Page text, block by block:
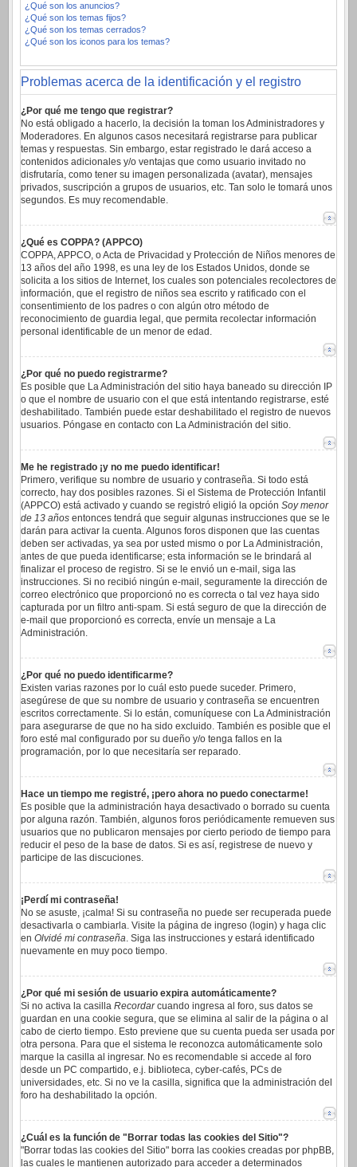
¿Qué son los anuncios?
¿Qué son los temas fijos?
¿Qué son los temas cerrados?
¿Qué son los iconos para los temas?
Problemas acerca de la identificación y el registro
¿Por qué me tengo que registrar?
No está obligado a hacerlo, la decisión la toman los Administradores y
Moderadores. En algunos casos necesitará registrarse para publicar
temas y respuestas. Sin embargo, estar registrado le dará acceso a
contenidos adicionales y/o ventajas que como usuario invitado no
disfrutaría, como tener su imagen personalizada (avatar), mensajes
privados, suscripción a grupos de usuarios, etc. Tan solo le tomará unos
segundos. Es muy recomendable.
¿Qué es COPPA? (APPCO)
COPPA, APPCO, o Acta de Privacidad y Protección de Niños menores de
13 años del año 1998, es una ley de los Estados Unidos, donde se
solicita a los sitios de Internet, los cuales son potenciales recolectores de
información, que el registro de niños sea escrito y ratificado con el
consentimiento de los padres o con algún otro método de
reconocimiento de guardia legal, que permita recolectar información
personal identificable de un menor de edad.
¿Por qué no puedo registrarme?
Es posible que La Administración del sitio haya baneado su dirección IP
o que el nombre de usuario con el que está intentando registrarse, esté
deshabilitado. También puede estar deshabilitado el registro de nuevos
usuarios. Póngase en contacto con La Administración del sitio.
Me he registrado ¡y no me puedo identificar!
Primero, verifique su nombre de usuario y contraseña. Si todo está
correcto, hay dos posibles razones. Si el Sistema de Protección Infantil
(APPCO) está activado y cuando se registró eligió la opción Soy menor
de 13 años entonces tendrá que seguir algunas instrucciones que se le
darán para activar la cuenta. Algunos foros disponen que las cuentas
deben ser activadas, ya sea por usted mismo o por La Administración,
antes de que pueda identificarse; esta información se le brindará al
finalizar el proceso de registro. Si se le envió un e-mail, siga las
instrucciones. Si no recibió ningún e-mail, seguramente la dirección de
correo electrónico que proporcionó no es correcta o tal vez haya sido
capturada por un filtro anti-spam. Si está seguro de que la dirección de
e-mail que proporcionó es correcta, envíe un mensaje a La
Administración.
¿Por qué no puedo identificarme?
Existen varias razones por lo cuál esto puede suceder. Primero,
asegúrese de que su nombre de usuario y contraseña se encuentren
escritos correctamente. Si lo están, comuníquese con La Administración
para asegurarse de que no ha sido excluido. También es posible que el
foro esté mal configurado por su dueño y/o tenga fallos en la
programación, por lo que necesitaría ser reparado.
Hace un tiempo me registré, ¡pero ahora no puedo conectarme!
Es posible que la administración haya desactivado o borrado su cuenta
por alguna razón. También, algunos foros periódicamente remueven sus
usuarios que no publicaron mensajes por cierto periodo de tiempo para
reducir el peso de la base de datos. Si es así, registrese de nuevo y
participe de las discuciones.
¡Perdí mi contraseña!
No se asuste, ¡calma! Si su contraseña no puede ser recuperada puede
desactivarla o cambiarla. Visite la página de ingreso (login) y haga clic
en Olvidé mi contraseña. Siga las instrucciones y estará identificado
nuevamente en muy poco tiempo.
¿Por qué mi sesión de usuario expira automáticamente?
Si no activa la casilla Recordarcuando ingresa al foro, sus datos se
guardan en una cookie segura, que se elimina al salir de la página o al
cabo de cierto tiempo. Esto previene que su cuenta pueda ser usada por
otra persona. Para que el sistema le reconozca automáticamente solo
marque la casilla al ingresar. No es recomendable si accede al foro
desde un PC compartido, e.j. biblioteca, cyber-cafés, PCs de
universidades, etc. Si no ve la casilla, significa que la administración del
foro ha deshabilitado la opción.
¿Cuál es la función de "Borrar todas las cookies del Sitio"?
"Borrar todas las cookies del Sitio" borra las cookies creadas por phpBB,
las cuales le mantienen autorizado para acceder a determinados